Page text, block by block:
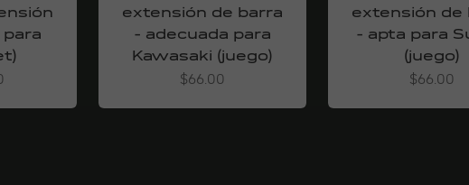
extensión de barra
- adecuada para
Kawasaki (juego)
Angebot
$66.00
extensión de
- apta para
(juego)
Angebot
$66.00